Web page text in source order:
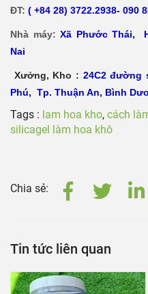
ĐT: ( +84 28) 3722.2938- 090
Nhà máy: Xã Phước Thái,
Nai
Xưởng, Kho : 24C2 đường
Phú, Tp. Thuận An, Bình
Tags : lam hoa kho, cách
silicagel làm hoa khô
Chia sẻ:
Tin tức liên quan